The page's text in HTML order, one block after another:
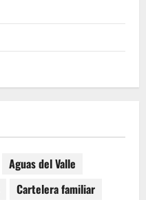
Aguas del Valle
Cartelera familiar